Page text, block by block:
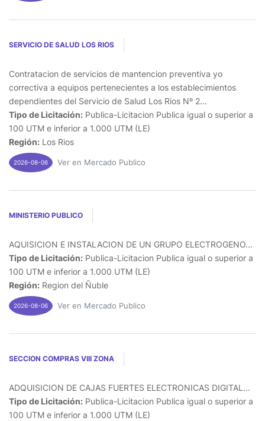
SERVICIO DE SALUD LOS RIOS
Contratacion de servicios de mantencion preventiva yo
correctiva a equipos pertenecientes a los establecimientos
dependientes del Servicio de Salud Los Rios Nº 2...
Tipo de Licitación: Publica-Licitacion Publica igual o superior a
100 UTM e inferior a 1.000 UTM (LE)
Región: Los Rios
2026-08-06 Ver en Mercado Publico
MINISTERIO PUBLICO
AQUISICION E INSTALACION DE UN GRUPO ELECTROGENO...
Tipo de Licitación: Publica-Licitacion Publica igual o superior a
100 UTM e inferior a 1.000 UTM (LE)
Región: Region del Ñuble
2026-08-06 Ver en Mercado Publico
SECCION COMPRAS VIII ZONA
ADQUISICION DE CAJAS FUERTES ELECTRONICAS DIGITAL...
Tipo de Licitación: Publica-Licitacion Publica igual o superior a
100 UTM e inferior a 1.000 UTM (LE)